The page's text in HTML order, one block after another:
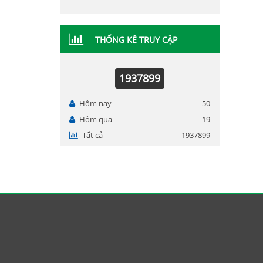
THỐNG KÊ TRUY CẬP
1937899
Hôm nay
50
Hôm qua
19
Tất cả
1937899